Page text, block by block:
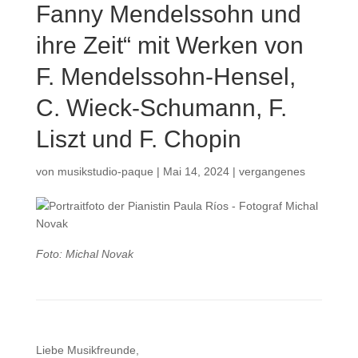
Fanny Mendelssohn und
ihre Zeit“ mit Werken von
F. Mendelssohn-Hensel,
C. Wieck-Schumann, F.
Liszt und F. Chopin
von musikstudio-paque | Mai 14, 2024| vergangenes
Foto: Michal Novak
Liebe Musikfreunde,